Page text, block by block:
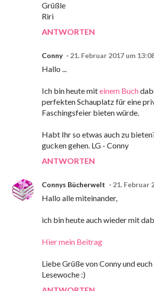
Grüßle
Riri
ANTWORTEN
Conny 21. Februar 2017 um
Hallo ...
Ich bin heute miteinem Buch
perfekten Schauplatz für eine
Faschingsfeier bieten würde.
Habt Ihr so etwas auch zu
gucken gehen. LG - Conny
ANTWORTEN
Connys Bücherwelt 21. Februar
Hallo alle miteinander,
ich bin heute auch wieder mit
Hier mein Beitrag
Liebe Grüße von Conny und
Lesewoche :)